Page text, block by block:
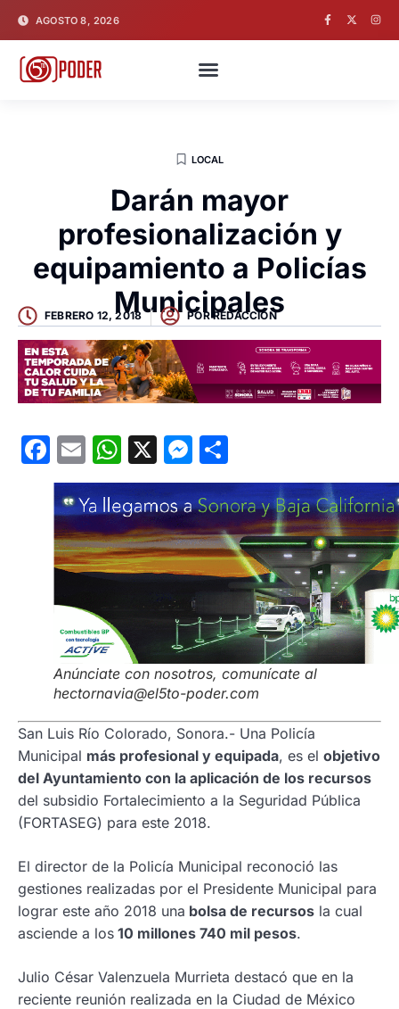
AGOSTO 8, 2026
LOCAL
Darán mayor
profesionalización y
equipamiento a Policías
Municipales
FEBRERO 12, 2018 PORREDACCION
Facebook
EmailWhatsApp
X Messenger
Anúnciate con nosotros, comunícate al
hectornavia@el5to-poder.com
San Luis Río Colorado, Sonora.- Una Policía
Municipal más profesional y equipada, es el objetivo
del Ayuntamiento con la aplicación de los recursos
del subsidio Fortalecimiento a la Seguridad Pública
(FORTASEG) para este 2018.
El director de la Policía Municipal reconoció las
gestiones realizadas por el Presidente Municipal para
lograr este año 2018 una bolsa de recursos la cual
asciende a los 10 millones 740 mil pesos.
Julio César Valenzuela Murrieta destacó que en la
reciente reunión realizada en la Ciudad de México